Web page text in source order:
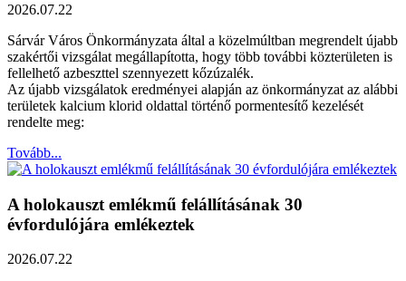
2026.07.22
Sárvár Város Önkormányzata által a közelmúltban megrendelt újabb
szakértői vizsgálat megállapította, hogy több további közterületen is
fellelhető azbeszttel szennyezett kőzúzalék.
Az újabb vizsgálatok eredményei alapján az önkormányzat az alábbi
területek kalcium klorid oldattal történő pormentesítő kezelését
rendelte meg:
Tovább...
A holokauszt emlékmű felállításának 30
évfordulójára emlékeztek
2026.07.22